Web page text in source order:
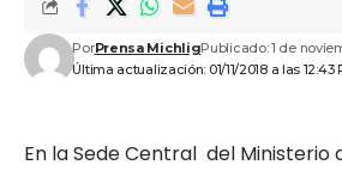
Última actualización: 01/11/2018 a las 12:43
PorPrensa MichligPublicado: 1 de
En la Sede Central del Ministerio